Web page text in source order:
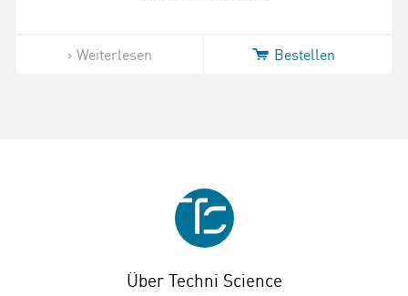
Weiterlesen Bestellen
Über Techni Science